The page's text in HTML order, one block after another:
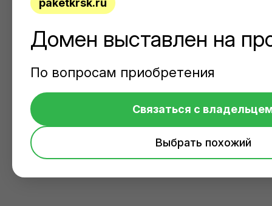
Домен выставлен на
По вопросам приобретения
Связаться с
Выбрать похожий